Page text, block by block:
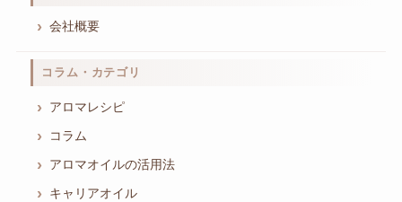
会社概要
コラム・カテゴリ
アロマレシピ
コラム
アロマオイルの活用法
キャリアオイル